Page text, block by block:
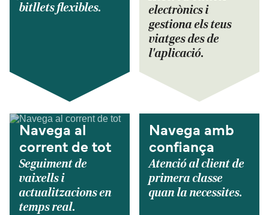
bitllets flexibles.
electrònics i
gestiona els teus
viatges des de
l'aplicació.
Navega al
corrent de tot
Seguiment de
vaixells i
actualitzacions en
temps real.
Navega amb
confiança
Atenció al client de
primera classe
quan la necessites.